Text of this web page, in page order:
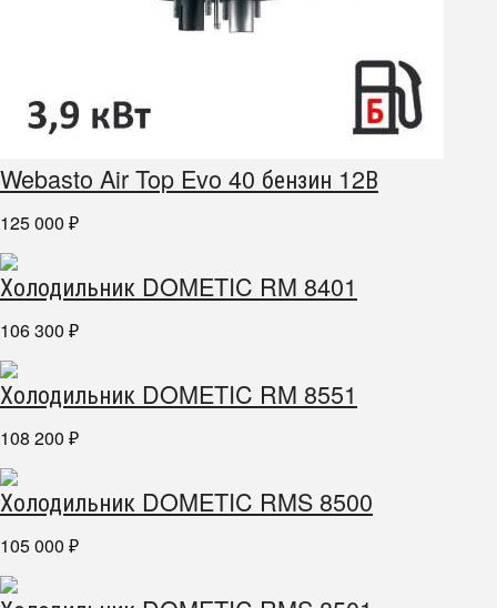
Webasto Air Top Evo 40 бензин 12В
125 000 ₽
Холодильник DOMETIC RM 8401
106 300 ₽
Холодильник DOMETIC RM 8551
108 200 ₽
Холодильник DOMETIC RMS 8500
105 000 ₽